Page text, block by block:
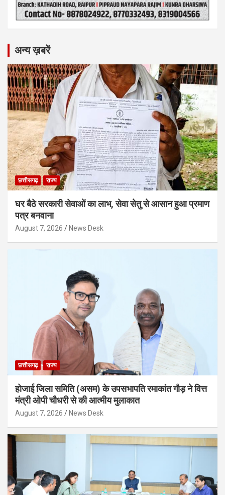
अन्य ख़बरें
छत्तीसगढ़ राज्य
घर बैठे सरकारी सेवाओं का लाभ, सेवा सेतु से आसान हुआ प्रमाण
पत्र बनवाना
August 7, 2026 News Desk
छत्तीसगढ़ राज्य
होजाई जिला समिति (असम) के उपसभापति रमाकांत गौड़ ने वित्त
मंत्री ओपी चौधरी से की आत्मीय मुलाकात
August 7, 2026 News Desk